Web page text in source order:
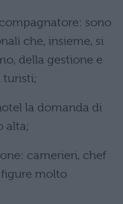
sono
che, insieme, si
della gestione e
turisti;
la domanda di
alta;
camerieri, chef
molto